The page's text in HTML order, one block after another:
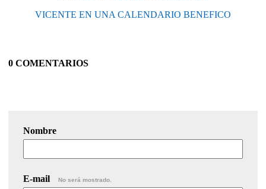
VICENTE EN UNA CALENDARIO BENEFICO
0 COMENTARIOS
Nombre
E-mail No será mostrado.